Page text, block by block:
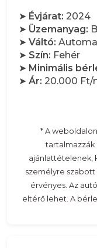
➤ Évjárat: 2024
➤ Üzemanyag:
➤ Váltó:
➤ Szín: Fehér
➤ Minimális
➤ Ár: 20.000 Ft/
* A
tartalmazzák
ajánlattételenek,
személyre szabott
érvényes. Az
eltérő lehet. A